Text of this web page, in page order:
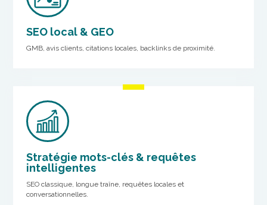
SEO local & GEO
GMB, avis clients, citations locales, backlinks de proximité.
Stratégie mots-clés & requêtes
intelligentes
SEO classique, longue traîne, requêtes locales et
conversationnelles.